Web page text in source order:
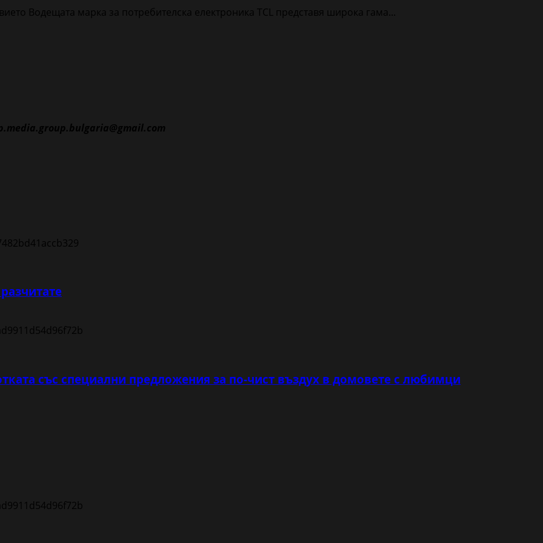
Водещата марка за потребителска електроника TCL представя широка гама...
със специални предложения за по-чист въздух в домовете с любимци